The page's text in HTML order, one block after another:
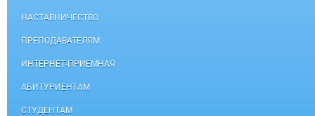
НАСТАВНИЧЕСТВО
ПРЕПОДАВАТЕЛЯМ
ИНТЕРНЕТ-ПРИЕМНАЯ
АБИТУРИЕНТАМ
СТУДЕНТАМ